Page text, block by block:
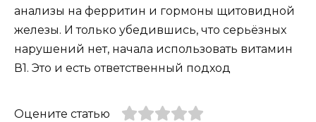
анализы на ферритин и гормоны щитовидной
железы. И только убедившись, что серьёзных
нарушений нет, начала использовать витамин
В1. Это и есть ответственный подход
Оцените статью